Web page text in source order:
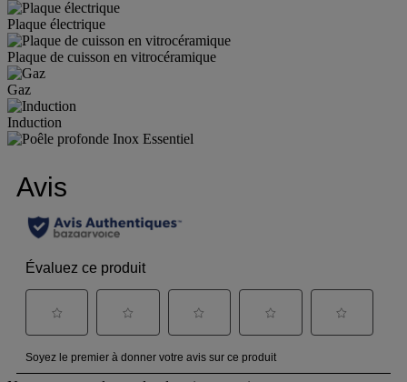
Plaque électrique
Plaque de cuisson en vitrocéramique
Gaz
Induction